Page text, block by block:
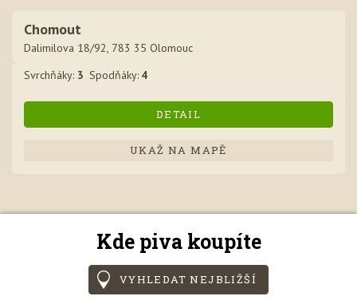
Kde piva koupíte
VYHLEDAT NEJBLIŽŠÍ
Chomout
Dalimilova 18/92, 783 35 Olomouc
Svrchňáky: 3 Spodňáky: 4
UKAŽ NA MAPĚ
DETAIL